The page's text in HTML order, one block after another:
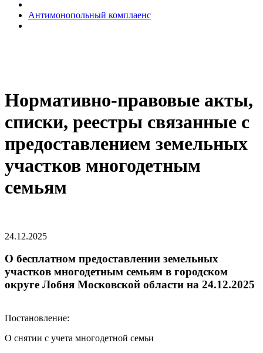
Антимонопольный комплаенс
Нормативно-правовые акты,
списки, реестры связанные с
предоставлением земельных
участков многодетным
семьям
24.12.2025
О бесплатном предоставлении земельных
участков многодетным семьям в городском
округе Лобня Московской области на 24.12.2025
Постановление:
О снятии с учета многодетной семьи